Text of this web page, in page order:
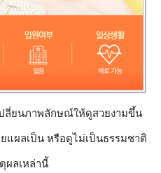
ลี่ยนภาพลักษณ์ให้ดูสวยงามขึ้น
แผลเป็น หรือดูไม่เป็นธรรมชาติ
ผลเหล่านี้